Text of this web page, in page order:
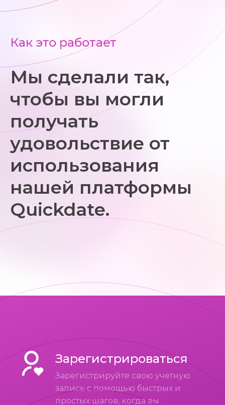
Как это работает
Мы сделали так,
чтобы вы могли
получать
удовольствие от
использования
нашей платформы
Quickdate.
Зарегистрироваться
Зарегистрируйте свою учетную
запись с помощью быстрых и
простых шагов, когда вы